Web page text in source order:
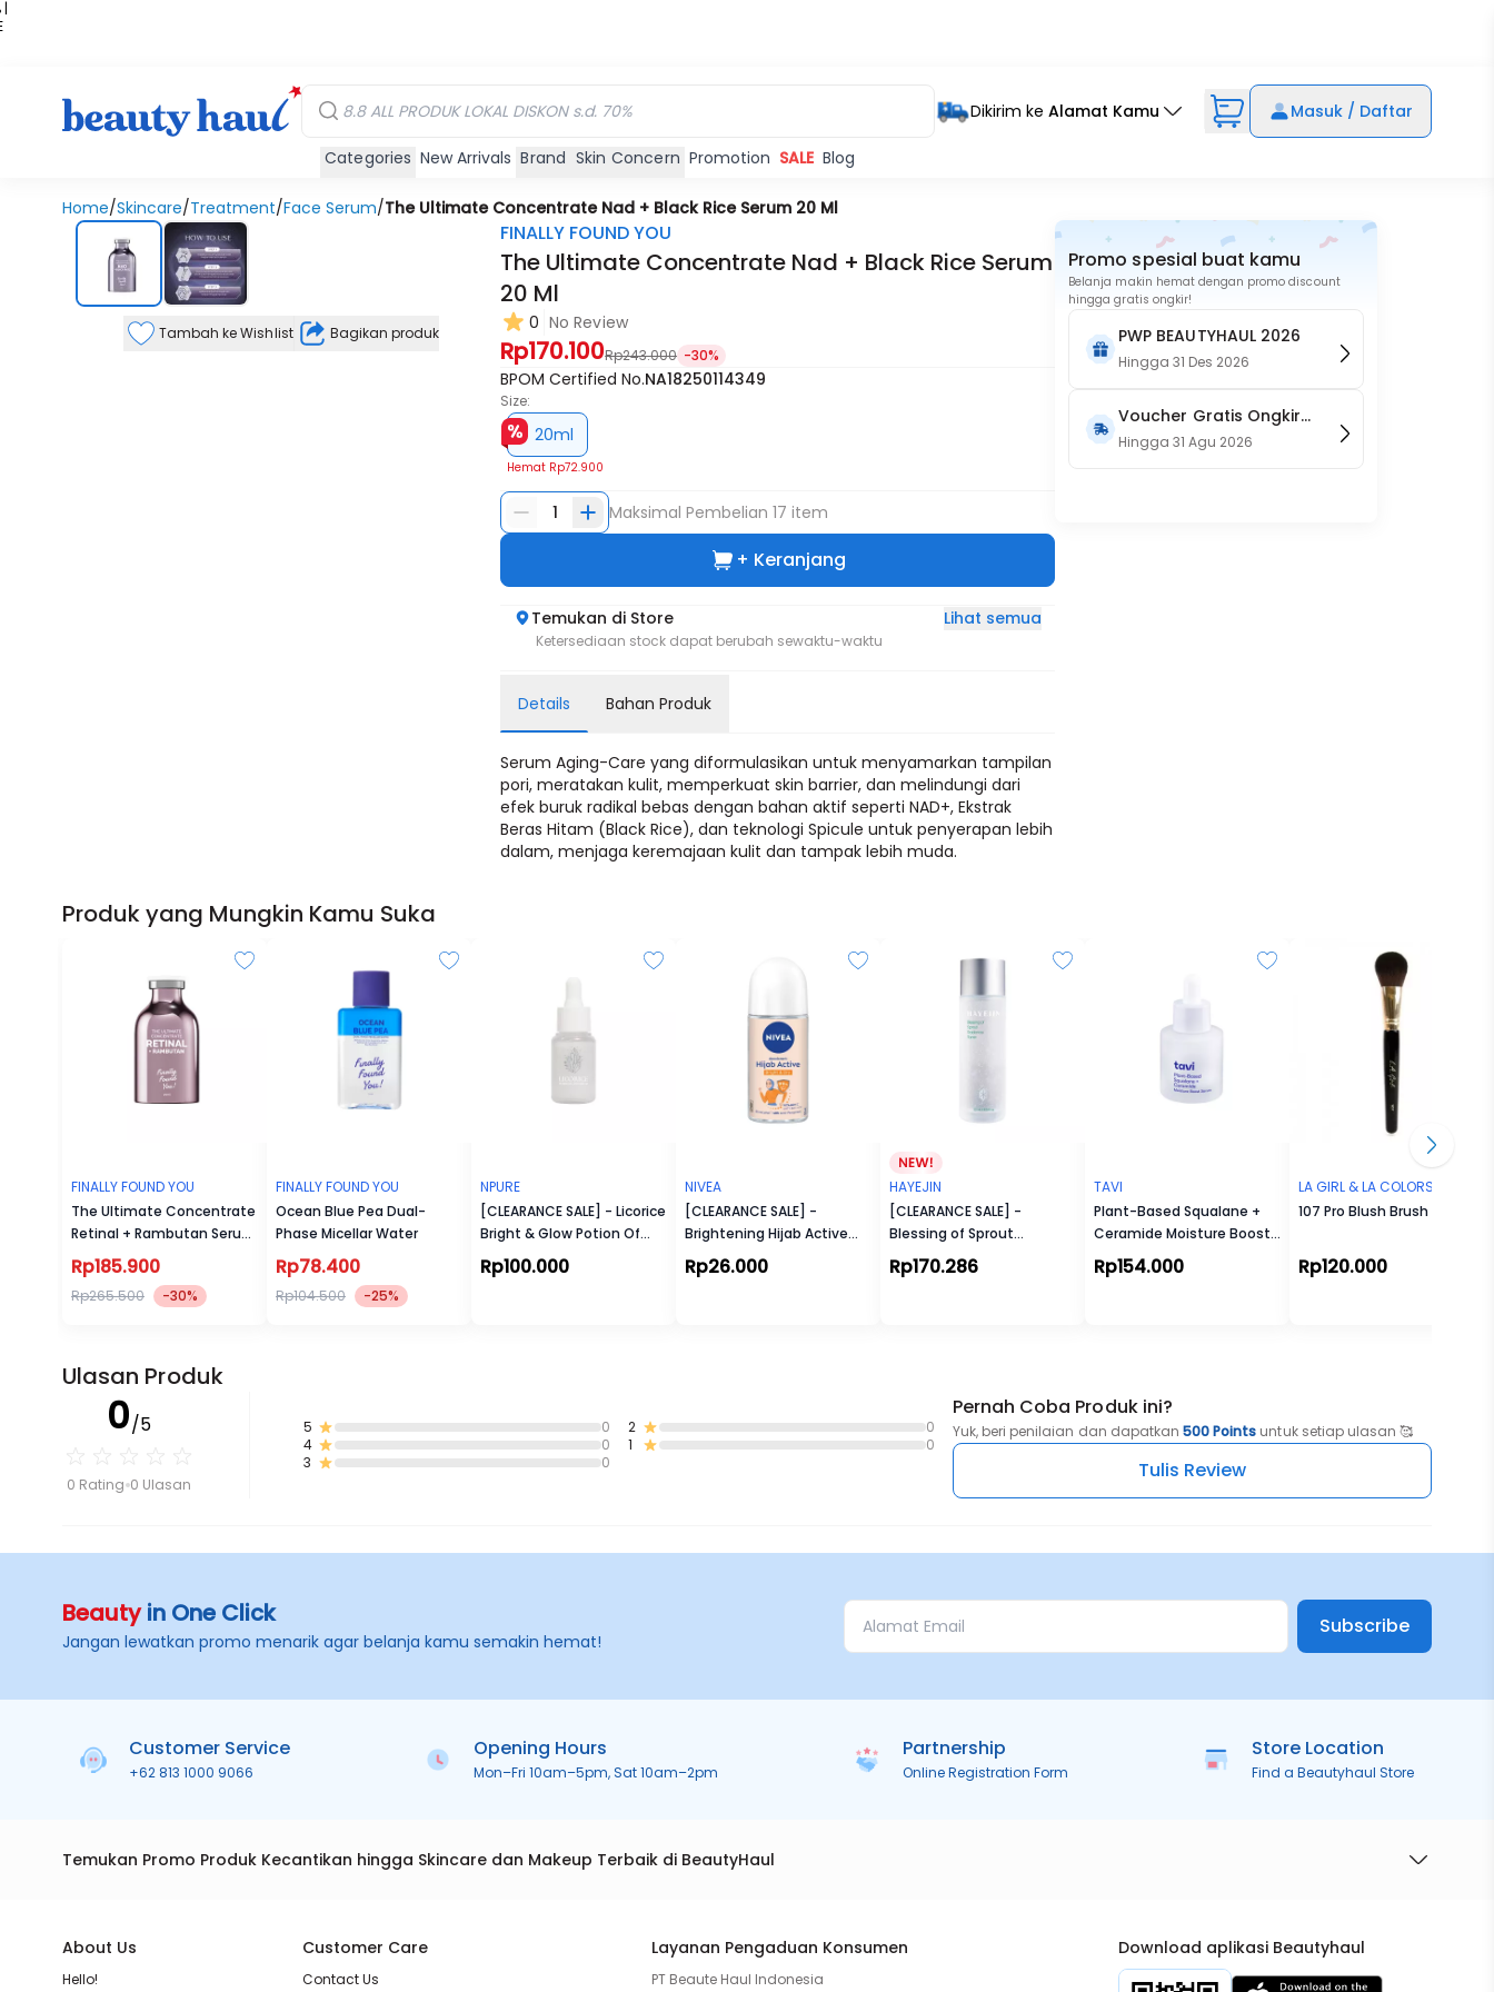
|
Dikirim ke Alamat Kamu Masuk / Daftar
Categories New Arrivals Brand Skin Concern Promotion SALE Blog
Home/Skincare/Treatment/Face Serum/The Ultimate Concentrate Nad + Black Rice Serum 20 Ml
Tambah ke Wishlist Bagikan produk
FINALLY FOUND YOU
The Ultimate Concentrate Nad + Black Rice Serum
20 Ml
0 No Review
Rp170.100Rp243.000 -30%
BPOM Certified No.NA18250114349
Size:
20ml
Hemat Rp72.900
1 Maksimal Pembelian17 item
+ Keranjang
Temukan di Store Lihat semua
Ketersediaan stock dapat berubah sewaktu-waktu
Details Bahan Produk
Serum Aging-Care yang diformulasikan untuk menyamarkan tampilan
pori, meratakan kulit, memperkuat skin barrier, dan melindungi dari
efek buruk radikal bebas dengan bahan aktif seperti NAD+, Ekstrak
Beras Hitam (Black Rice), dan teknologi Spicule untuk penyerapan lebih
dalam, menjaga keremajaan kulit dan tampak lebih muda.
Promo spesial buat kamu
Belanja makin hemat dengan promo discount
hingga gratis ongkir!
PWP BEAUTYHAUL 2026
Hingga31 Des 2026
Voucher Gratis Ongkir
15RB (Only on Website)
Hingga31 Agu 2026
Produk yang Mungkin Kamu Suka
FINALLY FOUND YOU
The Ultimate Concentrate
Retinal + Rambutan Serum
20 Ml
Rp185.900
Rp265.500 -30%
FINALLY FOUND YOU
Ocean Blue Pea Dual-
Phase Micellar Water
Rp78.400
Rp104.500 -25%
NPURE
[CLEARANCE SALE] - Licorice
Bright & Glow Potion Of
Light Face Serum
Rp100.000
NIVEA
[CLEARANCE SALE] -
Brightening Hijab Active
Deodorant Roll On 50ml
Rp26.000
HAYEJIN
[CLEARANCE SALE] -
Blessing of Sprout
Radiance Toner
Rp170.286
TAVI
Plant-Based Squalane +
Ceramide Moisture Boost
Serum
Rp154.000
LA GIRL & LA COLORS
107 Pro Blush Brush
Rp120.000
Ulasan Produk
0/5
0 Rating 0 Ulasan
5
0
4
0
3
0
2
0
1
0
Pernah Coba Produk ini?
Yuk, beri penilaian dan dapatkan 500 Points untuk setiap ulasan 🥰
Tulis Review
Beautyin One Click
Jangan lewatkan promo menarik agar belanja kamu semakin hemat!
Subscribe
Customer Service
+62 813 1000 9066
Opening Hours
Mon–Fri 10am–5pm, Sat 10am–2pm
Partnership
Online Registration Form
Store Location
Find a Beautyhaul Store
Temukan Promo Produk Kecantikan hingga Skincare dan Makeup Terbaik di BeautyHaul
About Us
Hello!
Customer Care
Contact Us
Layanan Pengaduan Konsumen
PT Beaute Haul Indonesia
Download aplikasi Beautyhaul